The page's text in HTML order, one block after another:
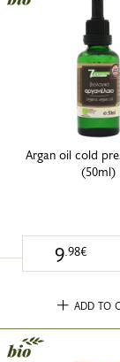
Argan oil cold
(50ml)
9.98€
ADD TO